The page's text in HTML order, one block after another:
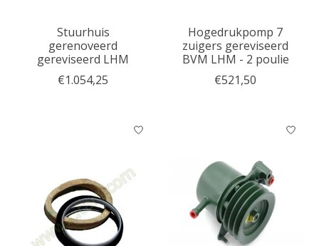
Stuurhuis
gerenoveerd
gereviseerd LHM
€1.054,25
Hogedrukpomp 7
zuigers gereviseerd
BVM LHM - 2 poulie
€521,50